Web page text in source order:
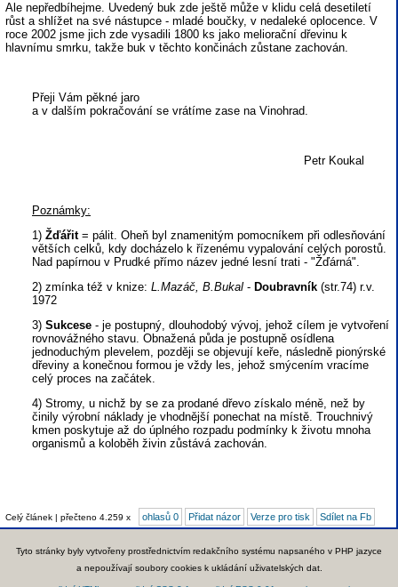
Ale nepředbíhejme. Uvedený buk zde ještě může v klidu celá desetiletí
růst a shlížet na své nástupce - mladé boučky, v nedaleké oplocence. V
roce 2002 jsme jich zde vysadili 1800 ks jako meliorační dřevinu k
hlavnímu smrku, takže buk v těchto končinách zůstane zachován.
Přeji Vám pěkné jaro
a v dalším pokračování se vrátíme zase na Vinohrad.
Petr Koukal
Poznámky:
1) Žďářit= pálit. Oheň byl znamenitým pomocníkem při odlesňování
větších celků, kdy docházelo k řízenému vypalování celých porostů.
Nad papírnou v Prudké přímo název jedné lesní trati - "Žďárná".
2) zmínka též v knize: L.Mazáč, B.Bukal - Doubravník (str.74) r.v.
1972
3) Sukcese - je postupný, dlouhodobý vývoj, jehož cílem je vytvoření
rovnovážného stavu. Obnažená půda je postupně osídlena
jednoduchým plevelem, později se objevují keře, následně pionýrské
dřeviny a konečnou formou je vždy les, jehož smýcením vracíme
celý proces na začátek.
4) Stromy, u nichž by se za prodané dřevo získalo méně, než by
činily výrobní náklady je vhodnější ponechat na místě. Trouchnivý
kmen poskytuje až do úplného rozpadu podmínky k životu mnoha
organismů a koloběh živin zůstává zachován.
Celý článek | přečteno 4.259 x ohlasů 0 Přidat názor Verze pro tisk Sdílet na Fb
Tyto stránky byly vytvořeny prostřednictvím redakčního systému napsaného v PHP jazyce
a nepoužívají soubory cookies k ukládání uživatelských dat.